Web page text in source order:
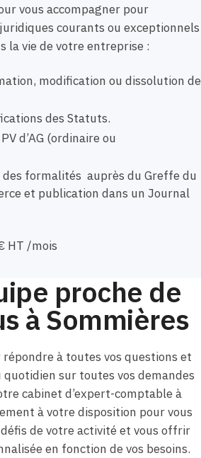
vous accompagner pour
courants ou exceptionnels
la vie de votre entreprise :
modification ou dissolution de
des Statuts.
d’AG (ordinaire ou
formalités auprès du Greffe du
et publication dans un Journal
HT /mois
proche de
à Sommières
répondre à toutes vos questions et
quotidien sur toutes vos demandes
cabinet d’expert-comptable à
à votre disposition pour vous
de votre activité et vous offrir
en fonction de vos besoins.